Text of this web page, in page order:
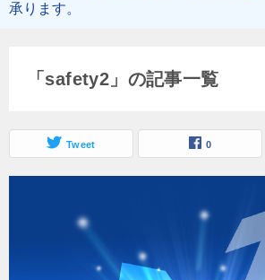
承ります。
「safety2」の記事一覧
Tweet 0